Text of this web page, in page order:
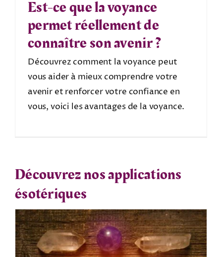
Est-ce que la voyance
permet réellement de
connaître son avenir ?
Découvrez comment la voyance peut
vous aider à mieux comprendre votre
avenir et renforcer votre confiance en
vous, voici les avantages de la voyance.
Découvrez nos applications
ésotériques